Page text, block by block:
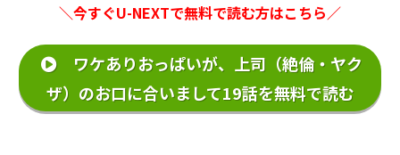
＼今すぐU-NEXTで無料で読む方はこちら／
ワケありおっぱいが、上司（絶倫・ヤク
ザ）のお口に合いまして19話を無料で読む